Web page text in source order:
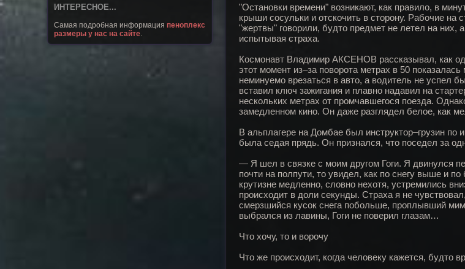
ИНТЕРЕСНОЕ...
Самая подробная информация пеноплекс
размеры у нас на сайте.
"Остановки времени" возникают, как правило, в
крыши сосульки и отскочить в сторону. Рабочие на
"жертвы" говорили, будто предмет не летел на них,
испытывая страха.
Космонавт Владимир АКСЕНОВ рассказывал, как
этот момент из–за поворота метрах в 50
неминуемо врезаться в авто, а водитель не успел
вставил ключ зажигания и плавно надавил на
нескольких метрах от промчавшегося поезда.
замедленном кино. Он даже разглядел белое, как
В альплагере на Домбае был инструктор–грузин
была седая прядь. Он признался, что поседел за
— Я шел в связке с моим другом Гоги. Я двинулся
почти на полпути, то увидел, как по снегу выше и
крутизне медленно, словно нехотя, устремились
происходит в доли секунды. Страха я не
смерзшийся кусок снега побольше, проплывший
выбрался из лавины, Гоги не поверил глазам…
Что хочу, то и ворочу
Что же происходит, когда человеку кажется, будто